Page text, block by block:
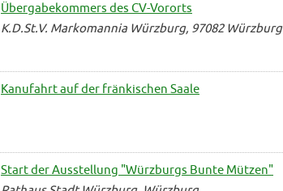
Übergabekommers des CV-Vororts
K.D.St.V. Markomannia Würzburg, 97082 Würzburg
Kanufahrt auf der fränkischen Saale
Start der Ausstellung "Würzburgs Bunte Mützen"